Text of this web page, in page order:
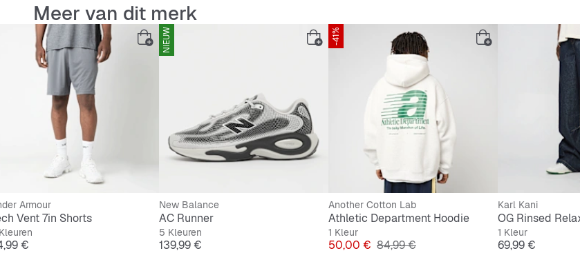
Meer van dit merk
Armour
Vent 7in Shorts
€
NIEUW
New Balance
AC Runner
5 Kleuren
Prijs
139,99 €
-41%
Another Cotton Lab
Athletic Department Hoodie
1 Kleur
Prijs
50,00 € Originele Prijs
84,99 €
Karl Kani
1 Kleur
Prijs
69,99 €